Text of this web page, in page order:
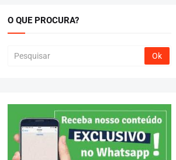
O QUE PROCURA?